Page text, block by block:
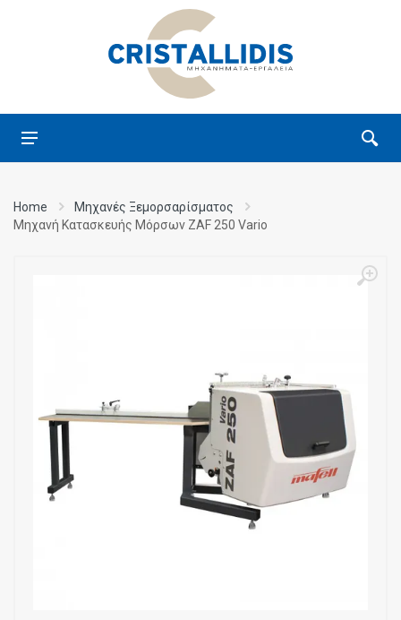
Home
Μηχανές Ξεμορσαρίσματος
Μηχανή Κατασκευής Μόρσων ZAF 250 Vario